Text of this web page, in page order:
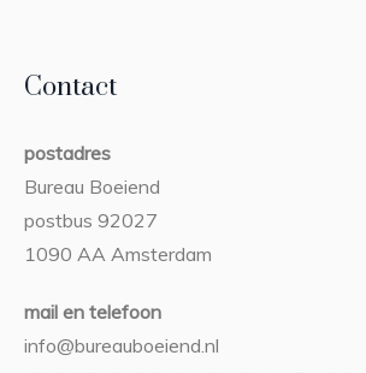
Contact
postadres
Bureau Boeiend
postbus 92027
1090 AA Amsterdam
mail en telefoon
info@bureauboeiend.nl